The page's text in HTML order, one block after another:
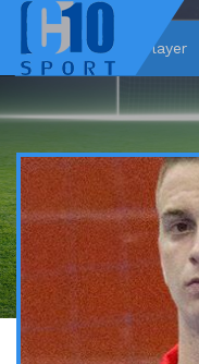
Home Player